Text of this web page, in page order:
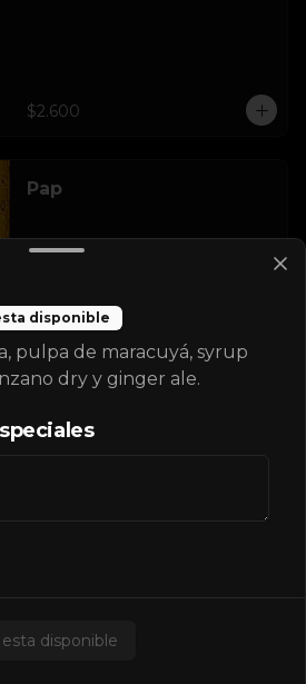
$2.600
Pap
$2.600
Pepsi
disponible
pulpa de maracuyá, syrup
dry y ginger ale.
disponible